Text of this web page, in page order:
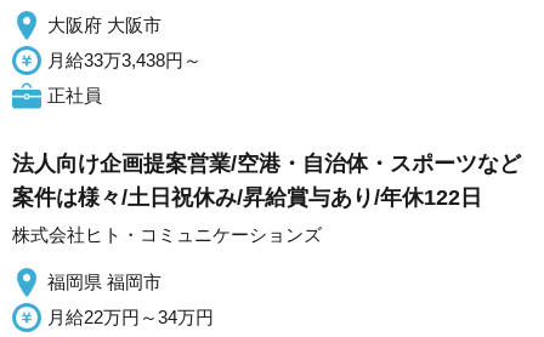
大阪府 大阪市
月給33万3,438円～
正社員
法人向け企画提案営業/空港・自治体・スポーツなど
案件は様々/土日祝休み/昇給賞与あり/年休122日
株式会社ヒト・コミュニケーションズ
福岡県 福岡市
月給22万円～34万円